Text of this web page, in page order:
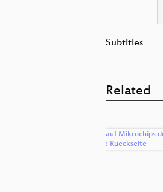
Subtitles
Related